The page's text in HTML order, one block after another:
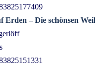
Erden – Die schönsen